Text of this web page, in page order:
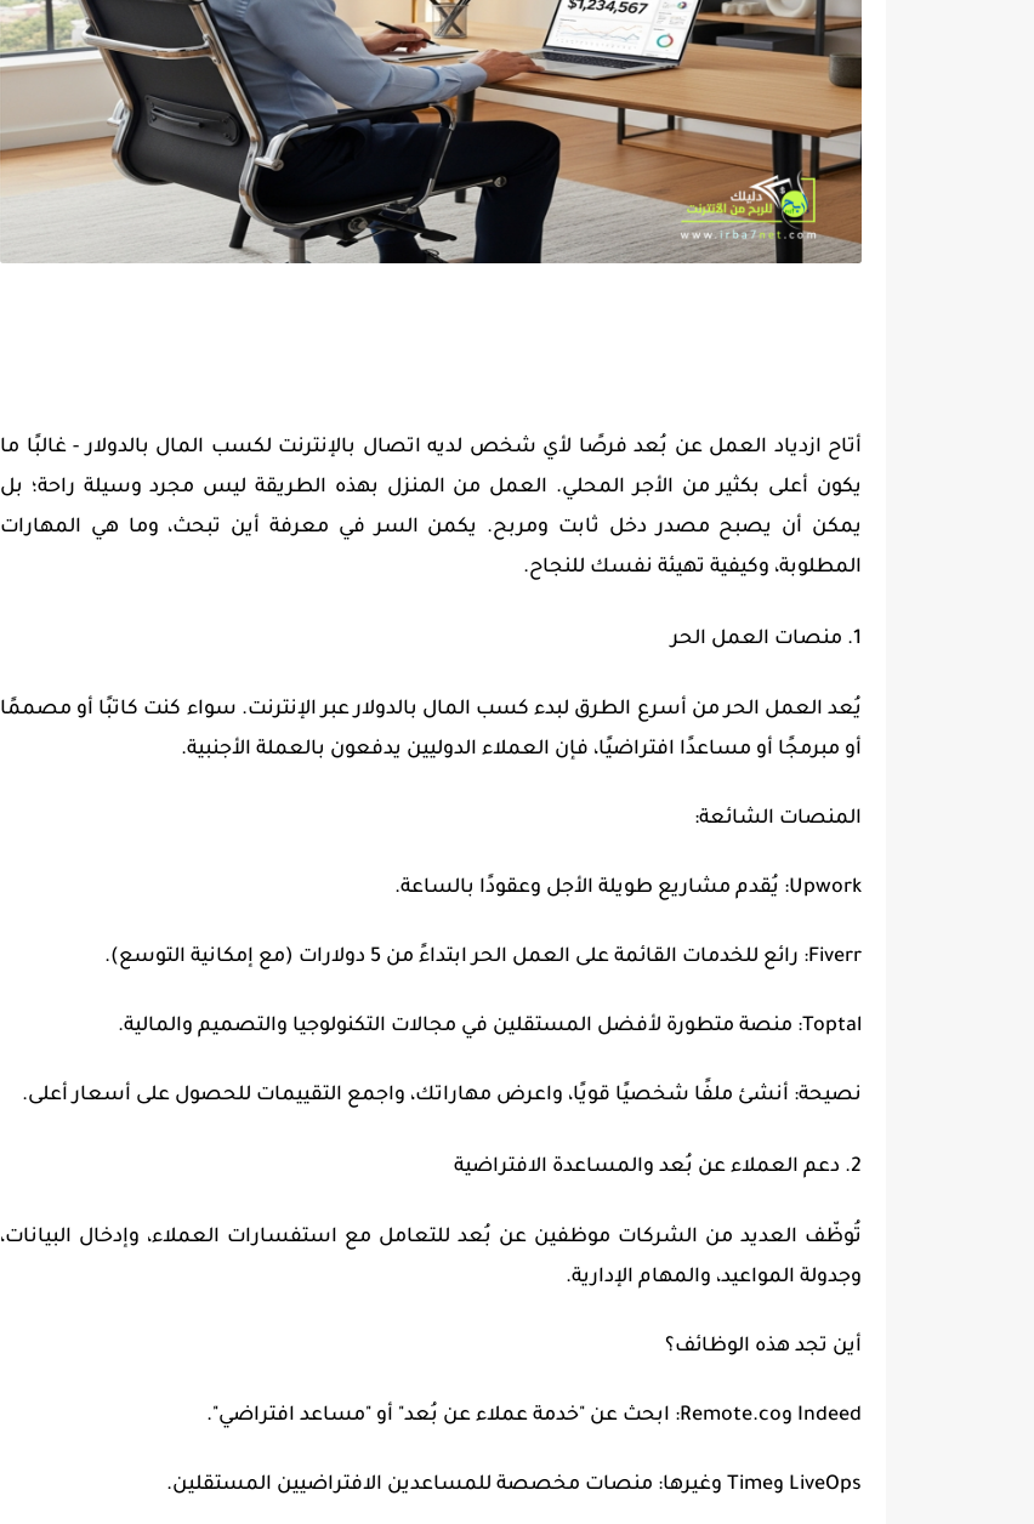
أتاح ازدياد العمل عن بُعد فرصًا لأي شخص لديه اتصال بالإنترنت لكسب المال بالدولار - غالبًا ما
يكون أعلى بكثير من الأجر المحلي. العمل من المنزل بهذه الطريقة ليس مجرد وسيلة راحة؛ بل
يمكن أن يصبح مصدر دخل ثابت ومربح. يكمن السر في معرفة أين تبحث، وما هي المهارات
المطلوبة، وكيفية تهيئة نفسك للنجاح.
1. منصات العمل الحر
يُعد العمل الحر من أسرع الطرق لبدء كسب المال بالدولار عبر الإنترنت. سواء كنت كاتبًا أو مصممًا
أو مبرمجًا أو مساعدًا افتراضيًا، فإن العملاء الدوليين يدفعون بالعملة الأجنبية.
المنصات الشائعة:
Upwork: يُقدم مشاريع طويلة الأجل وعقودًا بالساعة.
Fiverr: رائع للخدمات القائمة على العمل الحر ابتداءً من 5 دولارات (مع إمكانية التوسع).
Toptal: منصة متطورة لأفضل المستقلين في مجالات التكنولوجيا والتصميم والمالية.
نصيحة: أنشئ ملفًا شخصيًا قويًا، واعرض مهاراتك، واجمع التقييمات للحصول على أسعار أعلى.
2. دعم العملاء عن بُعد والمساعدة الافتراضية
تُوظّف العديد من الشركات موظفين عن بُعد للتعامل مع استفسارات العملاء، وإدخال البيانات،
وجدولة المواعيد، والمهام الإدارية.
أين تجد هذه الوظائف؟
Indeed وRemote.co: ابحث عن "خدمة عملاء عن بُعد" أو "مساعد افتراضي".
LiveOps وTime وغيرها: منصات مخصصة للمساعدين الافتراضيين المستقلين.